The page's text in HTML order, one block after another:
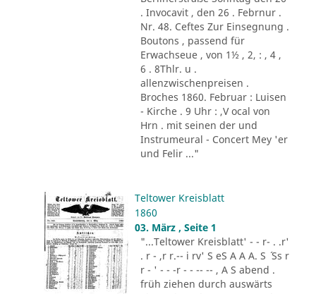
. Invocavit , den 26 . Febrnur .
Nr. 48. Ceftes Zur Einsegnung .
Boutons , passend für
Erwachseue , von 1½ , 2, : , 4 ,
6 . 8Thlr. u .
allenzwischenpreisen .
Broches 1860. Februar : Luisen
- Kirche . 9 Uhr : ,V ocal von
Hrn . mit seinen der und
Instrumeural - Concert Mey 'er
und Felir ..."
Teltower Kreisblatt
1860
03. März , Seite 1
"...Teltower Kreisblatt' - - r- . .r'
. r - ,r r.-- i rv' S eS A A A. S ´ Ss r
r - ' - - -r - - -- -- , A S abend .
früh ziehen durch auswärts